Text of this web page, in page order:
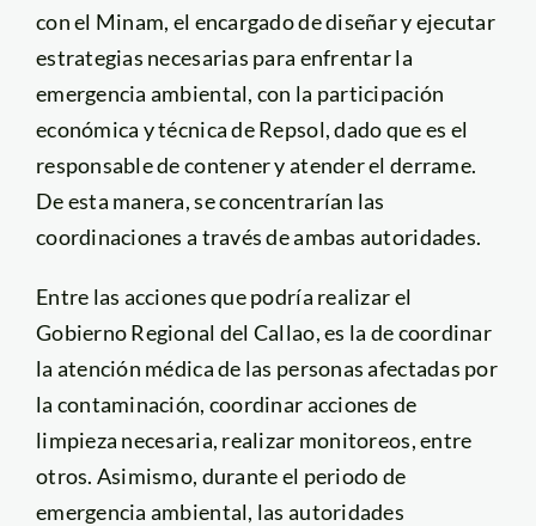
con el Minam, el encargado de diseñar y ejecutar
estrategias necesarias para enfrentar la
emergencia ambiental, con la participación
económica y técnica de Repsol, dado que es el
responsable de contener y atender el derrame.
De esta manera, se concentrarían las
coordinaciones a través de ambas autoridades.
Entre las acciones que podría realizar el
Gobierno Regional del Callao, es la de coordinar
la atención médica de las personas afectadas por
la contaminación, coordinar acciones de
limpieza necesaria, realizar monitoreos, entre
otros. Asimismo, durante el periodo de
emergencia ambiental, las autoridades